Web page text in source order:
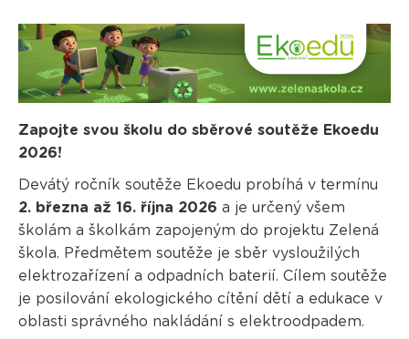
Zapojte svou školu do sběrové soutěže Ekoedu
2026!
Devátý ročník soutěže Ekoedu probíhá v termínu
2. března až 16. října 2026 a je určený všem
školám a školkám zapojeným do projektu Zelená
škola. Předmětem soutěže je sběr vysloužilých
elektrozařízení a odpadních baterií. Cílem soutěže
je posilování ekologického cítění dětí a edukace v
oblasti správného nakládání s elektroodpadem.